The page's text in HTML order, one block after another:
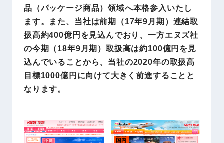
品（パッケージ商品）領域へ本格参入いたし
ます。また、当社は前期（17年9月期）連結取
扱高約400億円を見込んでおり、一方エヌズ社
の今期（18年9月期）取扱高は約100億円を見
込んでいることから、当社の2020年の取扱高
目標1000億円に向けて大きく前進することと
なります。